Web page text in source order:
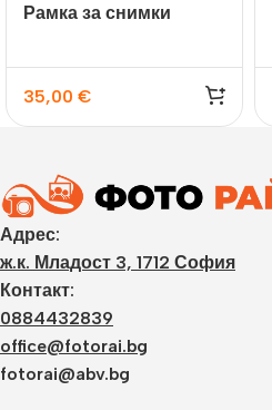
Рамка за снимки
35,00 €
Адрес:
ж.к. Младост 3, 1712 София
Контакт:
0884432839
office@fotorai.bg
fotorai@abv.bg